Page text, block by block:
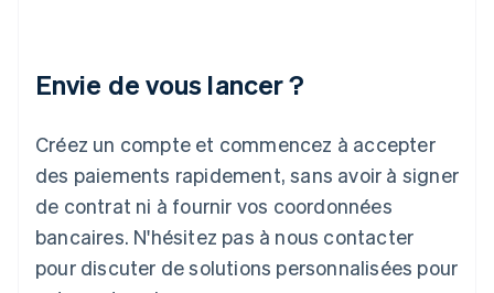
Envie de vous lancer ?
Créez un compte et commencez à accepter
des paiements rapidement, sans avoir à signer
de contrat ni à fournir vos coordonnées
bancaires. N'hésitez pas à nous contacter
pour discuter de solutions personnalisées pour
Japon
Lettonie
English
Liechtenstein
DeutschEnglish
Lituanie
Luxembourg